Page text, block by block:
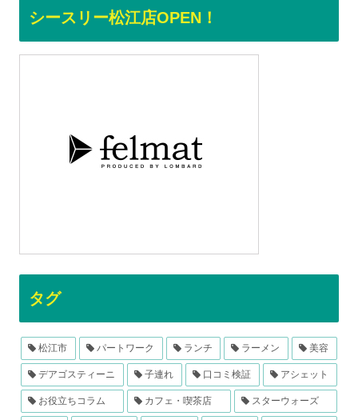
シースリー松江店OPEN！
タグ
松江市 パートワーク ランチ ラーメン 美容
デアゴスティーニ 子連れ 口コミ検証 アシェット
お役立ちコラム カフェ・喫茶店 スターウォーズ